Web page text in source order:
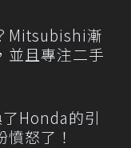
Mitsubishi漸
並且專注二手
Honda的引
怒了！